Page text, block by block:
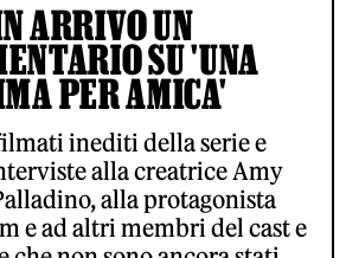
ARRIVO UN
SU 'UNA
PER AMICA'
inediti della serie e
alla creatrice Amy
alla protagonista
e ad altri membri del cast e